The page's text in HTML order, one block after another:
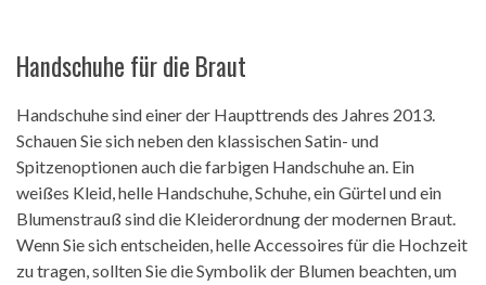
Handschuhe für die Braut
Handschuhe sind einer der Haupttrends des Jahres 2013.
Schauen Sie sich neben den klassischen Satin- und
Spitzenoptionen auch die farbigen Handschuhe an. Ein
weißes Kleid, helle Handschuhe, Schuhe, ein Gürtel und ein
Blumenstrauß sind die Kleiderordnung der modernen Braut.
Wenn Sie sich entscheiden, helle Accessoires für die Hochzeit
zu tragen, sollten Sie die Symbolik der Blumen beachten, um